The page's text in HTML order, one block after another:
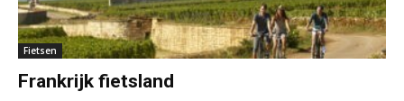
Fietsen
Frankrijk fietsland